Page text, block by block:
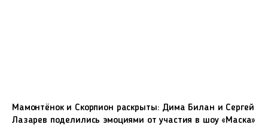
Мамонтёнок и Скорпион раскрыты: Дима Билан и Сергей
Лазарев поделились эмоциями от участия в шоу «Маска»